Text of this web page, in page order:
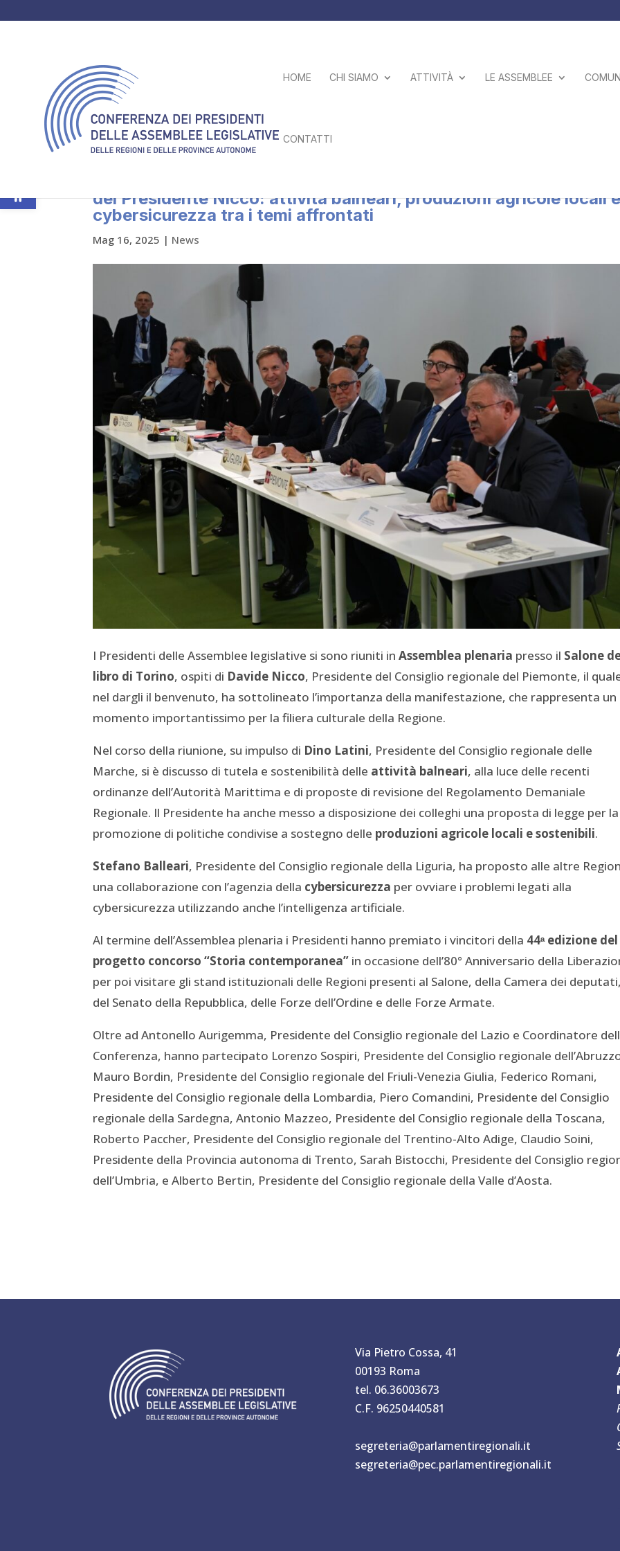
HOME CHI SIAMO ATTIVITÀ LE ASSEMBLEE
CONTATTI
del Presidente Nicco: attività balneari, produzioni agricole locali
cybersicurezza tra i temi affrontati
Mag 16, 2025 | News
I Presidenti delle Assemblee legislative si sono riuniti inAssemblea plenaria presso il Salone
libro di Torino, ospiti di Davide Nicco, Presidente del Consiglio regionale del Piemonte, il
nel dargli il benvenuto, ha sottolineato l’importanza della manifestazione, che rappresenta un
momento importantissimo per la filiera culturale della Regione.
Nel corso della riunione, su impulso di Dino Latini, Presidente del Consiglio regionale delle
Marche, si è discusso di tutela e sostenibilità delle attività balneari, alla luce delle recenti
ordinanze dell’Autorità Marittima e di proposte di revisione del Regolamento Demaniale
Regionale. Il Presidente ha anche messo a disposizione dei colleghi una proposta di legge per la
promozione di politiche condivise a sostegno delle produzioni agricole locali e sostenibili.
Stefano Balleari, Presidente del Consiglio regionale della Liguria, ha proposto alle altre
una collaborazione con l’agenzia della cybersicurezza per ovviare i problemi legati alla
cybersicurezza utilizzando anche l’intelligenza artificiale.
Al termine dell’Assemblea plenaria i Presidenti hanno premiato i vincitori della 44ᵃ edizione del
progetto concorso “Storia contemporanea” in occasione dell’80° Anniversario della
per poi visitare gli stand istituzionali delle Regioni presenti al Salone, della Camera dei deputati,
del Senato della Repubblica, delle Forze dell’Ordine e delle Forze Armate.
Oltre ad Antonello Aurigemma, Presidente del Consiglio regionale del Lazio e Coordinatore
Conferenza, hanno partecipato Lorenzo Sospiri, Presidente del Consiglio regionale
Mauro Bordin, Presidente del Consiglio regionale del Friuli-Venezia Giulia, Federico Romani,
Presidente del Consiglio regionale della Lombardia, Piero Comandini, Presidente del Consiglio
regionale della Sardegna, Antonio Mazzeo, Presidente del Consiglio regionale della Toscana,
Roberto Paccher, Presidente del Consiglio regionale del Trentino-Alto Adige, Claudio Soini,
Presidente della Provincia autonoma di Trento, Sarah Bistocchi, Presidente del Consiglio
dell’Umbria, e Alberto Bertin, Presidente del Consiglio regionale della Valle d’Aosta.
Via Pietro Cossa, 41
00193 Roma
tel. 06.36003673
C.F. 96250440581
segreteria@parlamentiregionali.it
segreteria@pec.parlamentiregionali.it